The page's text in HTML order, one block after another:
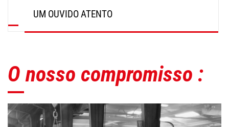
UM OUVIDO ATENTO
O nosso compromisso :